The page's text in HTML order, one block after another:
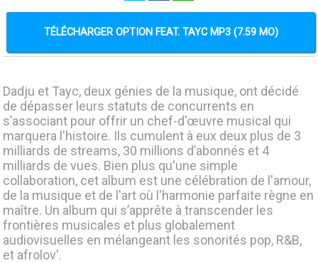
TÉLÉCHARGER OPTION FEAT. TAYC MP3 (7.59 MO)
Dadju et Tayc, deux génies de la musique, ont décidé
de dépasser leurs statuts de concurrents en
s’associant pour offrir un chef-d'œuvre musical qui
marquera l'histoire. Ils cumulent à eux deux plus de 3
milliards de streams, 30 millions d’abonnés et 4
milliards de vues. Bien plus qu'une simple
collaboration, cet album est une célébration de l'amour,
de la musique et de l'art où l'harmonie parfaite règne en
maître. Un album qui s’apprête à transcender les
frontières musicales et plus globalement
audiovisuelles en mélangeant les sonorités pop, R&B,
et afrolov'.